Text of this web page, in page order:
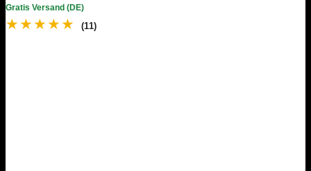
Gratis Versand (DE)
★★★★★ (11)